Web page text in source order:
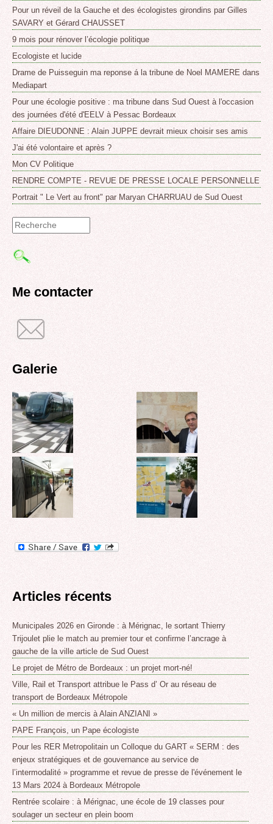
Pour un réveil de la Gauche et des écologistes girondins par Gilles
SAVARY et Gérard CHAUSSET
9 mois pour rénover l’écologie politique
Ecologiste et lucide
Drame de Puisseguin ma reponse á la tribune de Noel MAMERE dans
Mediapart
Pour une écologie positive : ma tribune dans Sud Ouest à l'occasion
des journées d'été d'EELV à Pessac Bordeaux
Affaire DIEUDONNE : Alain JUPPE devrait mieux choisir ses amis
J'ai été volontaire et après ?
Mon CV Politique
RENDRE COMPTE - REVUE DE PRESSE LOCALE PERSONNELLE
Portrait " Le Vert au front" par Maryan CHARRUAU de Sud Ouest
Formulaire
de
recherche
Me contacter
Galerie
Articles récents
Municipales 2026 en Gironde : à Mérignac, le sortant Thierry
Trijoulet plie le match au premier tour et confirme l’ancrage à
gauche de la ville article de Sud Ouest
Le projet de Métro de Bordeaux : un projet mort-né!
Ville, Rail et Transport attribue le Pass d’ Or au réseau de
transport de Bordeaux Métropole
« Un million de mercis à Alain ANZIANI »
PAPE François, un Pape écologiste
Pour les RER Metropolitain un Colloque du GART « SERM : des
enjeux stratégiques et de gouvernance au service de
l’intermodalité » programme et revue de presse de l'événement le
13 Mars 2024 à Bordeaux Métropole
Rentrée scolaire : à Mérignac, une école de 19 classes pour
soulager un secteur en plein boom